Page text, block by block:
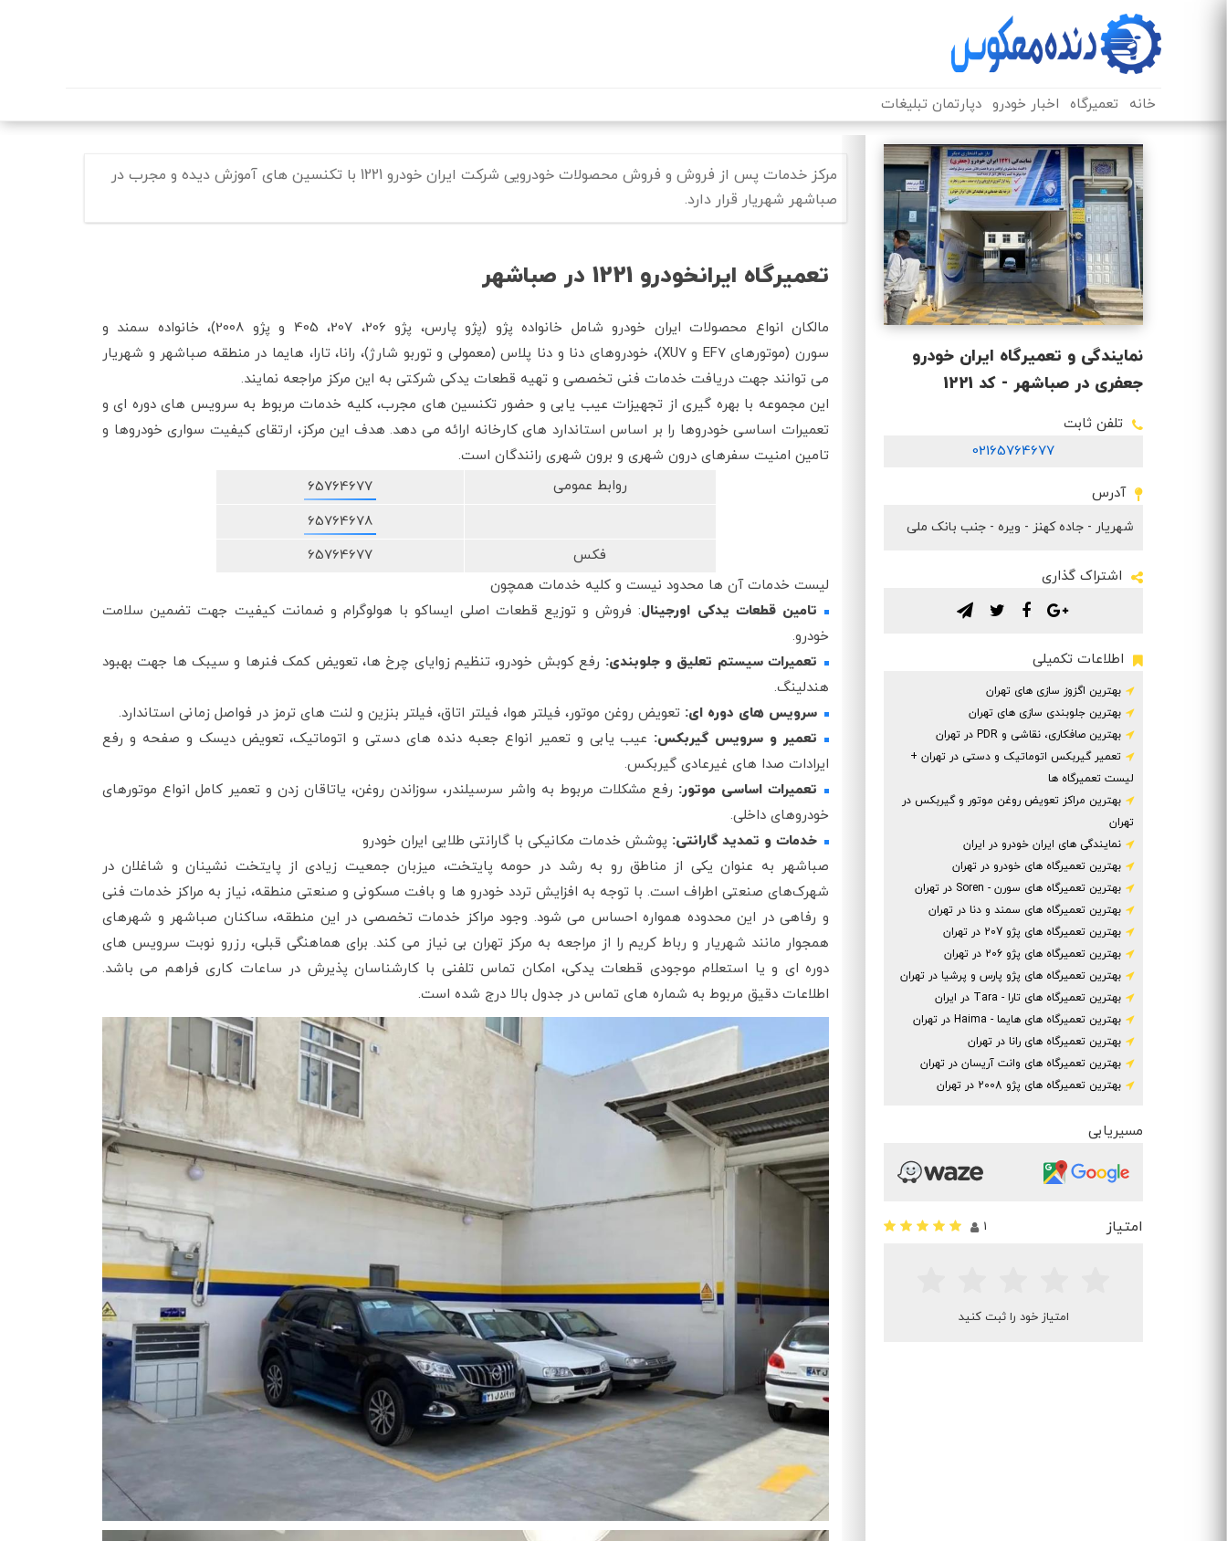
خانه
تعمیرگاه اخبار خودرو دپارتمان تبلیغات
نمایندگی و تعمیرگاه ایران خودرو
جعفری در صباشهر - کد 1221
تلفن ثابت
02165764677
آدرس
شهريار - جاده كهنز - ويره - جنب بانک ملی
اشتراک گذاری
. . .
اطلاعات تکمیلی
بهترین اگزوز سازی های تهران
بهترین جلوبندی سازی های تهران
بهترین صافکاری، نقاشی و PDR در تهران
تعمیر گیربکس اتوماتیک و دستی در تهران +
لیست تعمیرگاه ها
بهترین مراکز تعویض روغن موتور و گیربکس در
تهران
نمایندگی های ایران خودرو در ایران
بهترین تعمیرگاه های خودرو در تهران
بهترین تعمیرگاه های سورن - Soren در تهران
بهترین تعمیرگاه های سمند و دنا در تهران
بهترین تعمیرگاه های پژو 207 در تهران
بهترین تعمیرگاه های پژو 206 در تهران
بهترین تعمیرگاه های پژو پارس و پرشیا در تهران
بهترین تعمیرگاه های تارا - Tara در ایران
بهترین تعمیرگاه های هایما - Haima در تهران
بهترین تعمیرگاه های رانا در تهران
بهترین تعمیرگاه های وانت آریسان در تهران
بهترین تعمیرگاه های پژو 2008 در تهران
مسیریابی
1 امتیاز
امتیاز خود را ثبت کنید
مرکز خدمات پس از فروش و فروش محصولات خودرویی شرکت ایران خودرو 1221 با تکنسین های آموزش دیده و مجرب در
صباشهر شهریار قرار دارد.
تعمیرگاه ایرانخودرو 1221 در صباشهر
مالکان انواع محصولات ایران خودرو شامل خانواده پژو (پژو پارس، پژو 206، 207، 405 و پژو 2008)، خانواده سمند و
سورن (موتورهای EF7 و XU7)، خودروهای دنا و دنا پلاس (معمولی و توربو شارژ)، رانا، تارا، هایما در منطقه صباشهر و شهریار
می توانند جهت دریافت خدمات فنی تخصصی و تهیه قطعات یدکی شرکتی به این مرکز مراجعه نمایند.
این مجموعه با بهره گیری از تجهیزات عیب یابی و حضور تکنسین های مجرب، کلیه خدمات مربوط به سرویس های دوره ای و
تعمیرات اساسی خودروها را بر اساس استاندارد های کارخانه ارائه می دهد. هدف این مرکز، ارتقای کیفیت سواری خودروها و
تامین امنیت سفرهای درون شهری و برون شهری رانندگان است.
روابط عمومی
65764677
65764678
فكس
65764677
لیست خدمات آن ها محدود نیست و کلیه خدمات همچون
تامین قطعات یدکی اورجینال: فروش و توزیع قطعات اصلی ایساکو با هولوگرام و ضمانت کیفیت جهت تضمین سلامت
خودرو.
تعمیرات سیستم تعلیق و جلوبندی: رفع کوبش خودرو، تنظیم زوایای چرخ ها، تعویض کمک فنرها و سیبک ها جهت بهبود
هندلینگ.
سرویس های دوره ای: تعویض روغن موتور، فیلتر هوا، فیلتر اتاق، فیلتر بنزین و لنت های ترمز در فواصل زمانی استاندارد.
تعمیر و سرویس گیربکس: عیب یابی و تعمیر انواع جعبه دنده های دستی و اتوماتیک، تعویض دیسک و صفحه و رفع
ایرادات صدا های غیرعادی گیربکس.
تعمیرات اساسی موتور: رفع مشکلات مربوط به واشر سرسیلندر، سوزاندن روغن، یاتاقان زدن و تعمیر کامل انواع موتورهای
خودروهای داخلی.
خدمات و تمدید گارانتی: پوشش خدمات مکانیکی با گارانتی طلایی ایران خودرو
صباشهر به عنوان یکی از مناطق رو به رشد در حومه پایتخت، میزبان جمعیت زیادی از پایتخت‌ نشینان و شاغلان در
شهرک‌های صنعتی اطراف است. با توجه به افزایش تردد خودرو ها و بافت مسکونی و صنعتی منطقه، نیاز به مراکز خدمات فنی
و رفاهی در این محدوده همواره احساس می‌ شود. وجود مراکز خدمات تخصصی در این منطقه، ساکنان صباشهر و شهرهای
همجوار مانند شهریار و رباط کریم را از مراجعه به مرکز تهران بی نیاز می‌ کند. برای هماهنگی قبلی، رزرو نوبت سرویس های
دوره ای و یا استعلام موجودی قطعات یدکی، امکان تماس تلفنی با کارشناسان پذیرش در ساعات کاری فراهم می باشد.
اطلاعات دقیق مربوط به شماره های تماس در جدول بالا درج شده است.